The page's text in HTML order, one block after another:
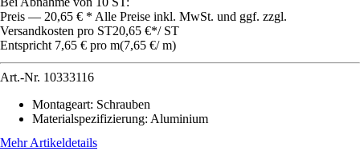
Preis — 20,65 € * Alle Preise inkl. MwSt. und ggf. zzgl.
Versandkosten pro ST20,65 €*/ ST
Entspricht 7,65 € pro m(7,65 €/ m)
Art.-Nr. 10333116
Montageart: Schrauben
Materialspezifizierung: Aluminium
Mehr Artikeldetails